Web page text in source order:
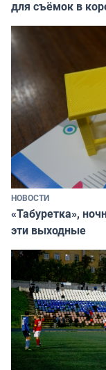
для съёмок в
НОВОСТИ
«Табуретка»,
эти выходные